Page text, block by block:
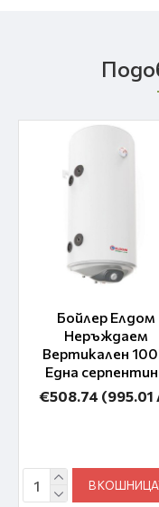
Бойлер Елдом
Неръждаем
Вертикален
Една
€508.74 (995.01
В